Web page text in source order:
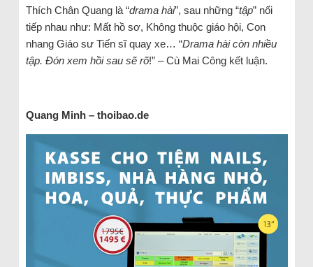
Thích Chân Quang là “drama hài”, sau những “tập” nối
tiếp nhau như: Mất hồ sơ, Không thuộc giáo hội, Con
nhang Giáo sư Tiến sĩ quay xe… “Drama hài còn nhiều
tập. Đón xem hồi sau sẽ rõ!” – Cù Mai Công kết luận.
Quang Minh – thoibao.de